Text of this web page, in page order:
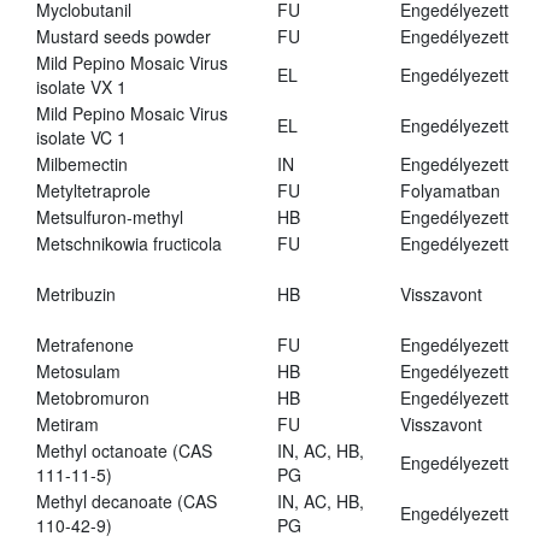
Myclobutanil FU
Engedélyezett
Mustard seeds powder
FU
Engedélyezett
Mild Pepino Mosaic Virus
isolate VX 1
EL
Engedélyezett
Mild Pepino Mosaic Virus
isolate VC 1
EL
Engedélyezett
Milbemectin
IN
Engedélyezett
Metyltetraprole
FU
Folyamatban
Metsulfuron-methyl
HB
Engedélyezett
Metschnikowia fructicola
FU Engedélyezett
Metribuzin HB Visszavont
Metrafenone FU
Engedélyezett
Metosulam
HB
Engedélyezett
Metobromuron
HB
Engedélyezett
Metiram
FU
Visszavont
Methyl octanoate (CAS
111-11-5)
IN, AC, HB,
PG
Engedélyezett
Methyl decanoate (CAS
110-42-9)
IN, AC, HB,
PG
Engedélyezett